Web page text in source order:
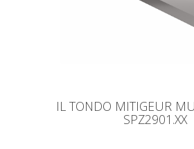
IL TONDO MITIGEUR
SPZ2901.XX